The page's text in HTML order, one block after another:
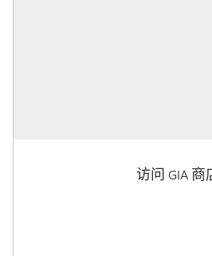
访问 GIA 商